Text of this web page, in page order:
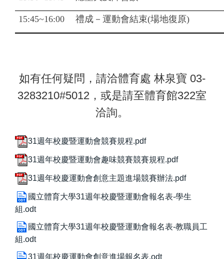
15:45~16:00 禮成－運動會結束(場地復原)
如有任何疑問，請洽體育處 林泉寶 03-
3283210#5012，或是請至體育館322室
洽詢。
31週年校慶暨運動會競賽規程.pdf
31週年校慶暨運動會趣味競賽競賽規程.pdf
31週年校慶運動會創意主題進場競賽辦法.pdf
國立體育大學31週年校慶暨運動會報名表-學生
組.odt
國立體育大學31週年校慶暨運動會報名表-教職員工
組.odt
31週年校慶運動會創意進場報名表.odt